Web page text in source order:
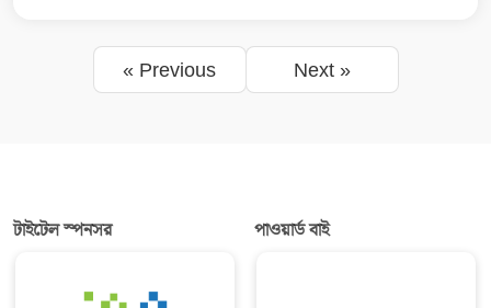
« Previous Next »
টাইটেল স্পনসর পাওয়ার্ড বাই